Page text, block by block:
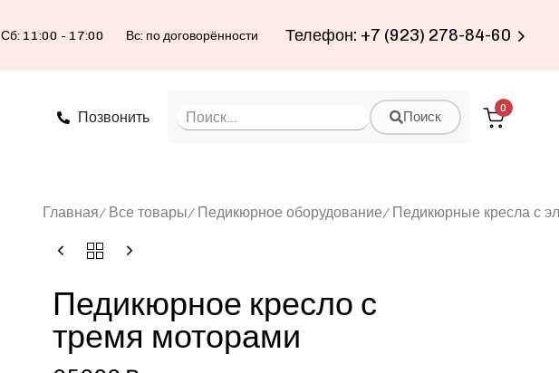
Сб: 11:00 - 17:00 Вс: по договорённости Телефон: +7 (923) 278-84-60
Позвонить Поиск
0
Главная Все товары Педикюрное оборудование Педикюрные кресла с
Педикюрное кресло с
тремя моторами